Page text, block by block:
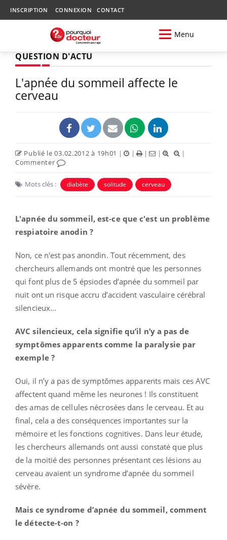
INSCRIPTION CONNEXION CONTACT
Menu
QUESTION D'ACTU
L'apnée du sommeil affecte le
cerveau
Publié le 03.02.2012 à 19h01 | | | |
|
Commenter
Mots clés : diabète solitude cerveau
L'apnée du sommeil, est-ce que c'est un problème
respiatoire anodin ?
Non, ce n'est pas anondin. Tout récemment, des
chercheurs allemands ont montré que les personnes
qui font plus de 5 épsiodes d’apnée du sommeil par
nuit ont un risque accru d’accident vasculaire cérébral
silencieux…
AVC silencieux, cela signifie qu’il n’y a pas de
symptômes apparents comme la paralysie par
exemple ?
Oui, il n’y a pas de symptômes apparents mais ces AVC
affectent quand même les neurones ! Ils constituent
des amas de cellules nécrosées dans le cerveau. Et au
final, cela a des conséquences importantes sur la
mémoire et les fonctions cognitives. Dans leur étude,
les chercheurs allemands ont aussi constaté que plus
de la moitié des personnes présentant ces lésions au
cerveau avaient un syndrome d’apnée du sommeil
sévère.
Mais ce syndrome d’apnée du sommeil, comment
le détecte-t-on ?